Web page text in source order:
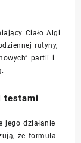
Ciało Algi
rutyny,
partii i
testami
jego działanie
że formuła